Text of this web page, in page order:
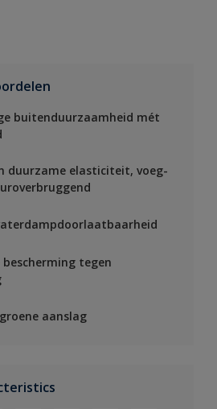
buitenduurzaamheid mét
duurzame elasticiteit, voeg-
tegen
aanslag